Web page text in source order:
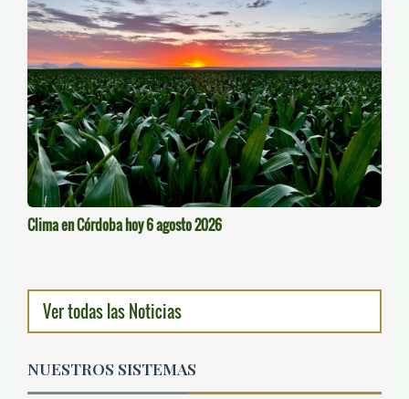
Clima en Córdoba hoy 6 agosto 2026
Ver todas las Noticias
NUESTROS SISTEMAS